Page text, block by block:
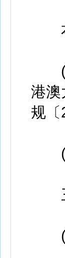
本
(九
港澳
规〔
(十
三
(一